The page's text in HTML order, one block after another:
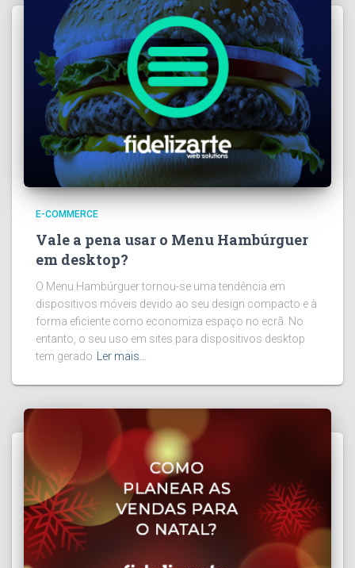
E-COMMERCE
Vale a pena usar o Menu Hambúrguer
em desktop?
O Menu Hambúrguer tornou-se uma tendência em
dispositivos móveis devido ao seu design compacto e à
forma eficiente como economiza espaço no ecrã. No
entanto, o seu uso em sites para dispositivos desktop
tem gerado
Ler mais…